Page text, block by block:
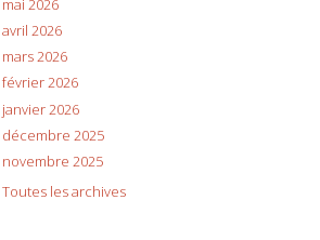
mai 2026
avril 2026
mars 2026
février 2026
janvier 2026
décembre 2025
novembre 2025
Toutes les archives